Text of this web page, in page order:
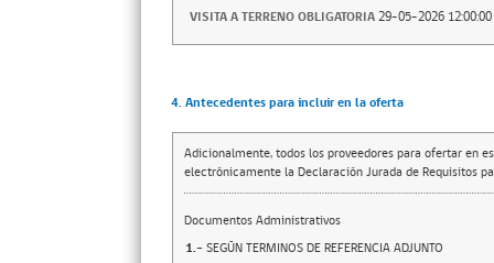
VISITA A TERRENO OBLIGATORIA29-05-2026 12:00:00
4. Antecedentes para incluir en la oferta
Adicionalmente, todos los proveedores para ofertar en
electrónicamente la Declaración Jurada de Requisitos
Documentos Administrativos
1.- SEGÚN TERMINOS DE REFERENCIA ADJUNTO